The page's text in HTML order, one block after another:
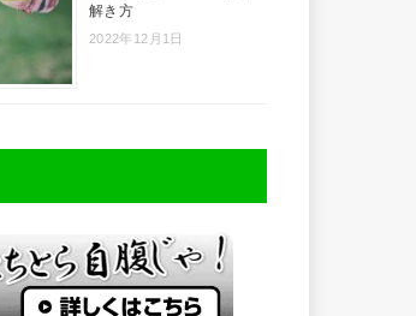
解き方
2022年12月1日